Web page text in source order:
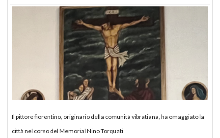
Il pittore fiorentino, originario della comunità vibratiana, ha omaggiato la
città nel corso del Memorial Nino Torquati